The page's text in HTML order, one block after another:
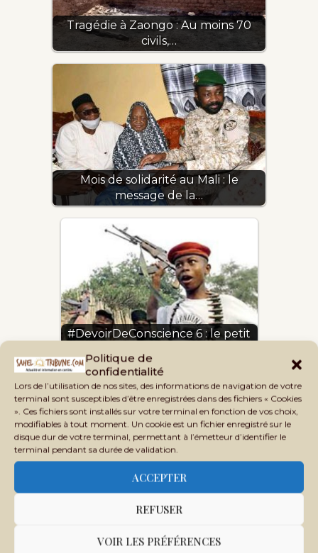
Politique de
confidentialité
Lors de l’utilisation de nos sites, des informations de navigation de votre
terminal sont susceptibles d’être enregistrées dans des fichiers « Cookies
». Ces fichiers sont installés sur votre terminal en fonction de vos choix,
modifiables à tout moment. Un cookie est un fichier enregistré sur le
disque dur de votre terminal, permettant à l’émetteur d’identifier le
terminal pendant sa durée de validation.
ACCEPTER
REFUSER
VOIR LES PRÉFÉRENCES
Tragédie à Zaongo : Au moins 70
civils,…
Mois de solidarité au Mali : le
message de la…
#DevoirDeConscience 6 : le petit
Tags: CRISE ÉDUCATIVE AU MALI
INSÉCURITÉ AU CENTRE DU MALI
Réchauffement climatique: le grand absent du discours présidentiel